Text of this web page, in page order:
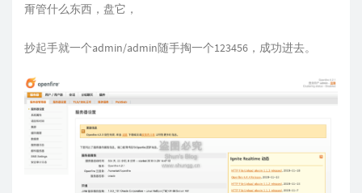
甭管什么东西，盘它，
抄起手就一个admin/admin随手掏一个123456，成功进去。